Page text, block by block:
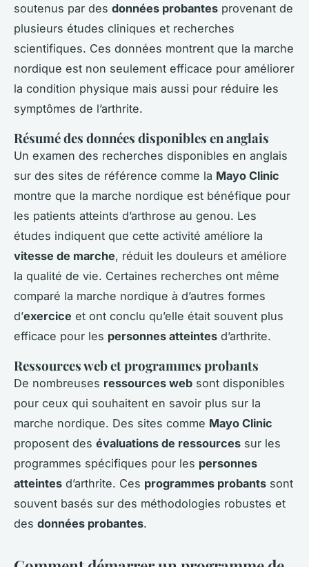
soutenus par des données probantes provenant de
plusieurs études cliniques et recherches
scientifiques. Ces données montrent que la marche
nordique est non seulement efficace pour améliorer
la condition physique mais aussi pour réduire les
symptômes de l’arthrite.
Résumé des données disponibles en anglais
Un examen des recherches disponibles en anglais
sur des sites de référence comme la Mayo Clinic
montre que la marche nordique est bénéfique pour
les patients atteints d’arthrose au genou. Les
études indiquent que cette activité améliore la
vitesse de marche, réduit les douleurs et améliore
la qualité de vie. Certaines recherches ont même
comparé la marche nordique à d’autres formes
d’exercice et ont conclu qu’elle était souvent plus
efficace pour les personnes atteintes d’arthrite.
Ressources web et programmes probants
De nombreuses ressources web sont disponibles
pour ceux qui souhaitent en savoir plus sur la
marche nordique. Des sites comme Mayo Clinic
proposent des évaluations de ressources sur les
programmes spécifiques pour les personnes
atteintes d’arthrite. Ces programmes probants sont
souvent basés sur des méthodologies robustes et
des données probantes.